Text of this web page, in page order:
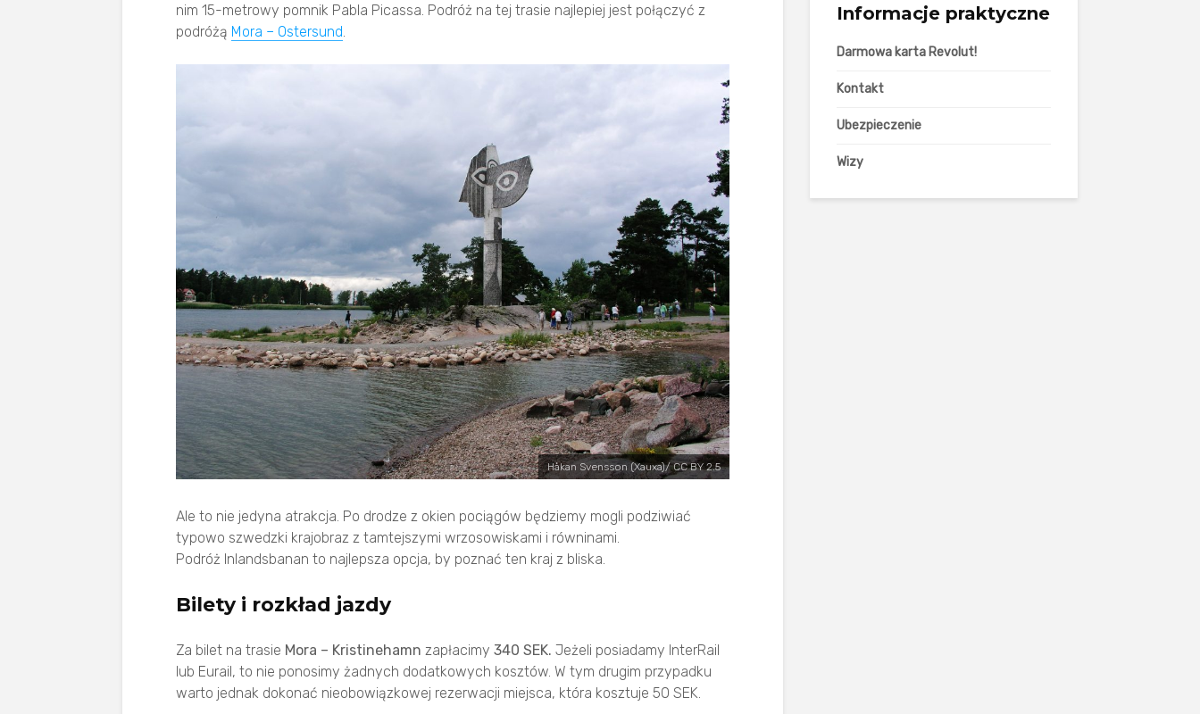
nim 15-metrowy pomnik Pabla Picassa. Podróż na tej trasie najlepiej jest połączyć z
podróżą Mora – Ostersund.
Håkan Svensson (Xauxa)/ CC BY 2.5
Ale to nie jedyna atrakcja. Po drodze z okien pociągów będziemy mogli podziwiać
typowo szwedzki krajobraz z tamtejszymi wrzosowiskami i równinami.
Podróż Inlandsbanan to najlepsza opcja, by poznać ten kraj z bliska.
Bilety i rozkład jazdy
Za bilet na trasie Mora – Kristinehamn zapłacimy 340 SEK. Jeżeli posiadamy InterRail
lub Eurail, to nie ponosimy żadnych dodatkowych kosztów. W tym drugim przypadku
warto jednak dokonać nieobowiązkowej rezerwacji miejsca, która kosztuje 50 SEK.
Informacje praktyczne
Darmowa karta Revolut!
Kontakt
Ubezpieczenie
Wizy